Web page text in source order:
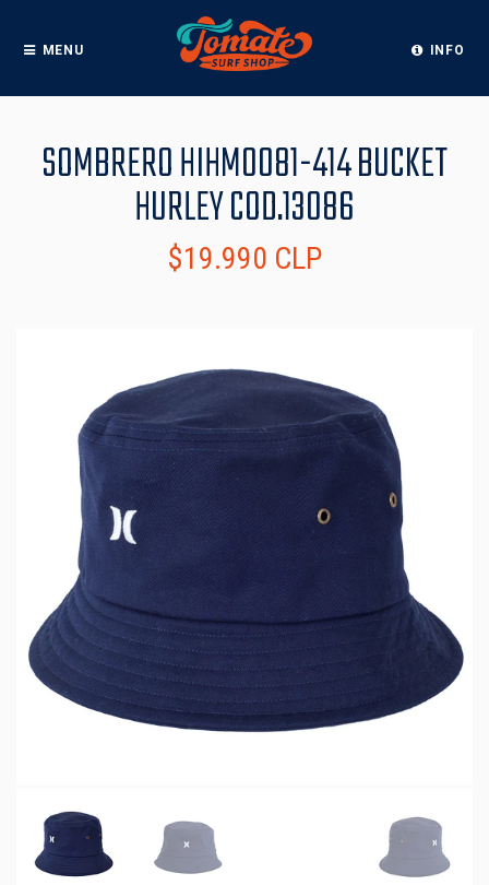
MENU INFO
SOMBRERO HIHM0081-414 BUCKET
HURLEY COD.13086
$19.990 CLP